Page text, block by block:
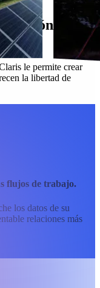
se
le permite crear
la libertad de
flujos de trabajo.
los datos de su
relaciones más